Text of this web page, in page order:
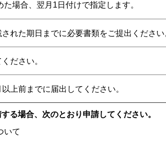
場合、翌月1日付けで指定します。
れた期日までに必要書類をご提出ください
ださい。
上前までに届出してください。
る場合、次のとおり申請してください。
いて